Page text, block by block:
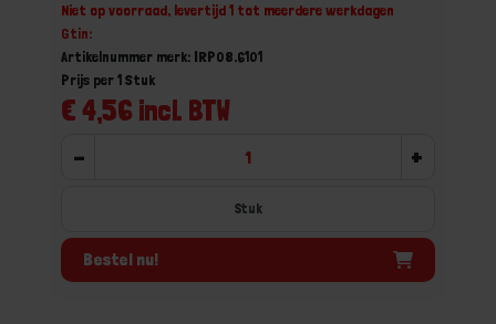
Niet op voorraad, levertijd 1 tot meerdere werkdagen
Gtin:
Artikelnummer merk: IRP08.6101
€ 4,56 incl. BTW
Prijs per 1 Stuk
- +
Stuk
Bestel nu!